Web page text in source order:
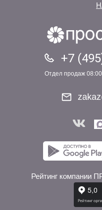
+7
Отдел продаж
Рейтинг компании